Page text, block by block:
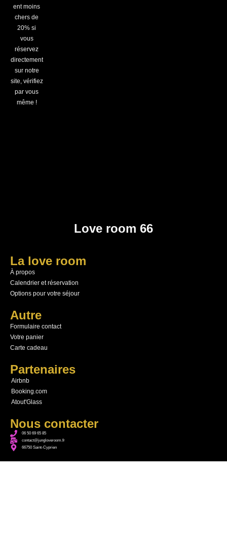
ent moins
chers de
20% si
vous
réservez
directement
sur notre
site, vérifiez
par vous
même !
Love room 66
La love room
À propos
Calendrier et réservation
Options pour votre séjour
Autre
Formulaire contact
Votre panier
Carte cadeau
Partenaires
Airbnb
Booking.com
Atout'Glass
Nous contacter
06 50 69 65 85
contact@jungloveroom.fr
66750 Saint-Cyprien